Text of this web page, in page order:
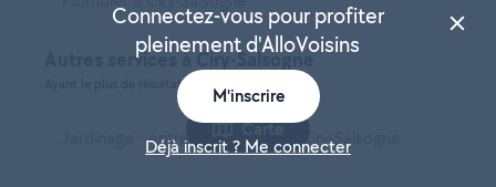
Autres services à Ciry-Salsogne
Ayant le plus de résultats dans cette ville
Jardinage - entretien potager à Ciry-Salsogne
Carte
Connectez-vous pour profiter
pleinement d'AlloVoisins
M'inscrire
Déjà inscrit ? Me connecter